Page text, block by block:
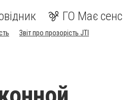
ГО Має сенс
Звіт про прозорість JTI